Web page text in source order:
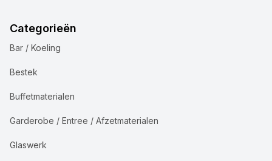
Categorieën
Bar / Koeling
Bestek
Buffetmaterialen
Garderobe / Entree / Afzetmaterialen
Glaswerk